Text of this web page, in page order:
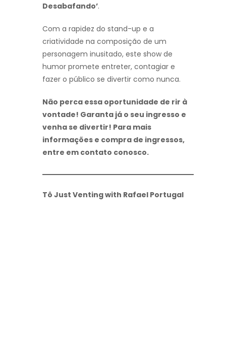
Desabafando’.
Com a rapidez do stand-up e a
criatividade na composição de um
personagem inusitado, este show de
humor promete entreter, contagiar e
fazer o público se divertir como nunca.
Não perca essa oportunidade de rir à
vontade! Garanta já o seu ingresso e
venha se divertir! Para mais
informações e compra de ingressos,
entre em contato conosco.
Tô Just Venting with Rafael Portugal